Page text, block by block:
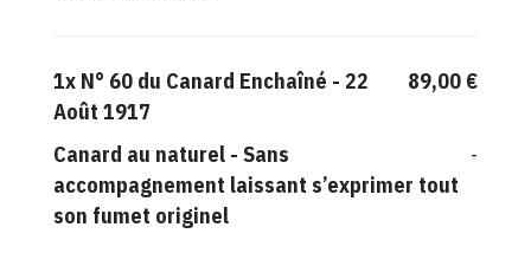
1x N° 60 du Canard Enchaîné - 22
Août 1917
89,00 €
Canard au naturel- Sans
accompagnement laissant s’exprimer tout
son fumet originel
-